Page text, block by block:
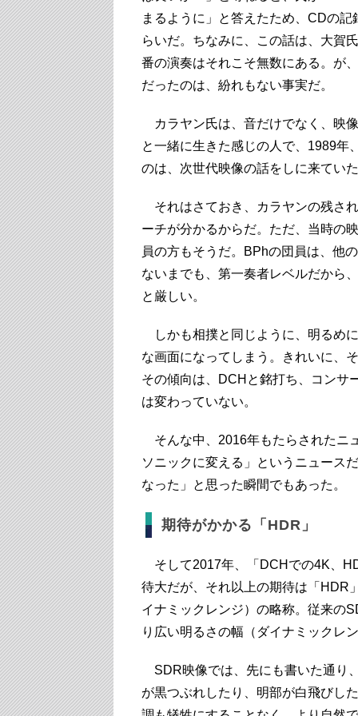
まるように」と答えたため、CDの
らいだ。ちなみに、この話は、大賀
番の演奏はそれこそ無数にある。が
だったのは、紛れもない事実だ。
カラヤン氏は、音だけでなく、映
と一緒に生きた感じの人で、1989年
のは、次世代映像の話をしに来てい
それはさておき、カラヤンの残さ
ーチが分かるからだ。ただ、当時の
員の方もそうだ。BPhの団員は、他
ないまでも、第一奏者レベルだから
と厳しい。
しかも相撲と同じように、明るめ
な画面になってしまう。きれいに、
その傾向は、DCHと銘打ち、コンサ
は変わっていない。
そんな中、2016年もたらされたニ
ソニックに変える」というニュース
なった」と思った瞬間でもあった。
期待がかかる「HDR」
そして2017年、「DCHでの4K、
待大だが、それ以上の期待は「HDR
イナミックレンジ）の略称。従来の
り広い明るさの幅（ダイナミックレ
SDR映像では、先にも書いた通り
が黒つぶれしたり、明部が白飛びし